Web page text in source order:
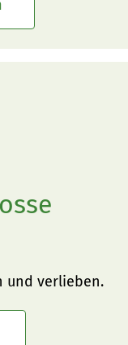
und verlieben.